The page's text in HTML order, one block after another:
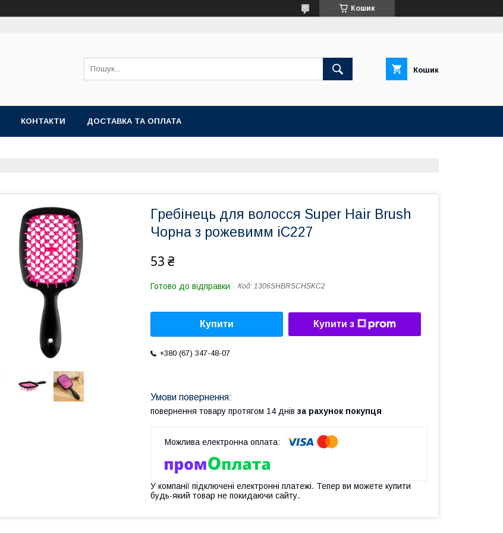
Кошик
Кошик
КОНТАКТИ ДОСТАВКА ТА ОПЛАТА
Гребінець для волосся Super Hair Brush
Чорна з рожевимм iC227
53 ₴
Готово до відправки Код: 1306SHBRSCHSKC2
Купити Купити з
+380 (67) 347-48-07
повернення товару протягом 14 днів за рахунок покупця
У компанії підключені електронні платежі. Тепер ви можете купити
будь-який товар не покидаючи сайту.